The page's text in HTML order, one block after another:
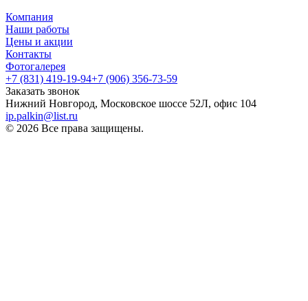
Компания
Наши работы
Цены и акции
Контакты
Фотогалерея
+7 (831) 419-19-94+7 (906) 356-73-59
Заказать звонок
Нижний Новгород, Московское шоссе 52Л, офис 104
ip.palkin@list.ru
© 2026 Все права защищены.